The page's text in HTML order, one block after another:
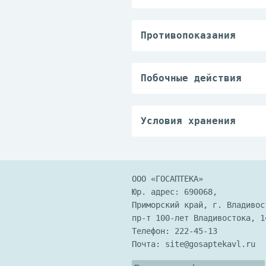
рекомендуется
Противопоказания
Побочные действия
вкусовых ощущений.
Условия хранения
ООО «ГОСАПТЕКА»
Юр. адрес: 690068,
Приморский край, г.
пр-т 100-лет Владивостока,
Телефон: 222-45-13
Почта: site@gosaptekavl.ru